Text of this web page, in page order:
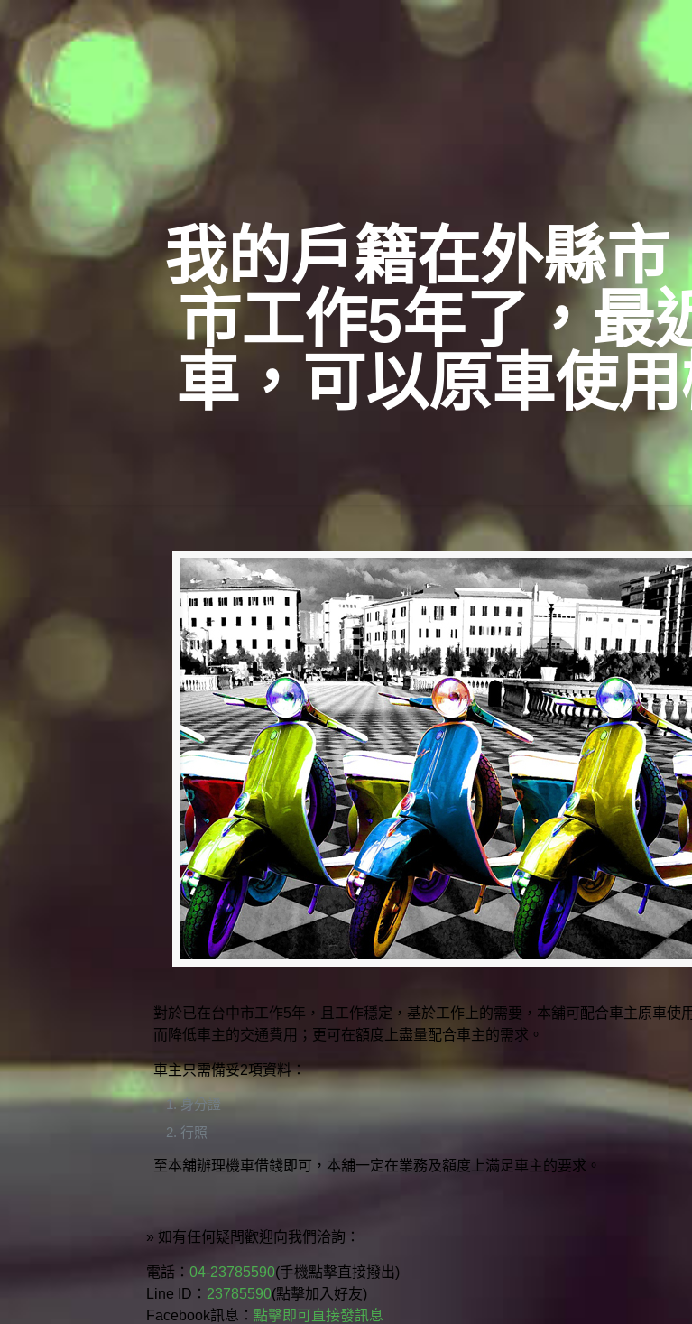
我的戶籍在外縣市
市工作5年了，最
車，可以原車使
對於已在台中市工作5年，且工作穩定，基於工作上的需要，本舖可配合車主原車使
而降低車主的交通費用；更可在額度上盡量配合車主的需求。
車主只需備妥2項資料：
身分證
行照
至本舖辦理機車借錢即可，本舖一定在業務及額度上滿足車主的要求。
» 如有任何疑問歡迎向我們洽詢：
電話： 04-23785590(手機點擊直接撥出)
Line ID： 23785590(點擊加入好友)
Facebook訊息： 點擊即可直接發訊息